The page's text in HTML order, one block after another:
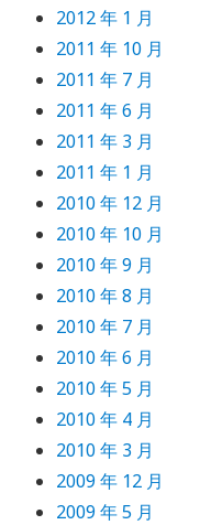
2012 年 1 月
2011 年 10 月
2011 年 7 月
2011 年 6 月
2011 年 3 月
2011 年 1 月
2010 年 12 月
2010 年 10 月
2010 年 9 月
2010 年 8 月
2010 年 7 月
2010 年 6 月
2010 年 5 月
2010 年 4 月
2010 年 3 月
2009 年 12 月
2009 年 5 月